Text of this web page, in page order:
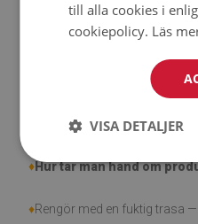
Produkt är lätt att städa,
Observera att skador som
grund av tidens gång (t.ex.
reklamationer.
♦Hur tar man hand om
♦Rengör med en fuktig trasa
till alla cookies i
cookiepolicy. Läs
VISA DETALJER